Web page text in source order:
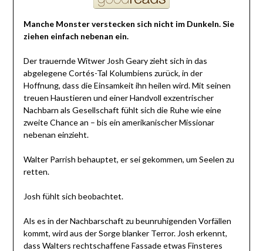
Manche Monster verstecken sich nicht im Dunkeln. Sie
ziehen einfach nebenan ein.
Der trauernde Witwer Josh Geary zieht sich in das
abgelegene Cortés-Tal Kolumbiens zurück, in der
Hoffnung, dass die Einsamkeit ihn heilen wird. Mit seinen
treuen Haustieren und einer Handvoll exzentrischer
Nachbarn als Gesellschaft fühlt sich die Ruhe wie eine
zweite Chance an – bis ein amerikanischer Missionar
nebenan einzieht.
Walter Parrish behauptet, er sei gekommen, um Seelen zu
retten.
Josh fühlt sich beobachtet.
Als es in der Nachbarschaft zu beunruhigenden Vorfällen
kommt, wird aus der Sorge blanker Terror. Josh erkennt,
dass Walters rechtschaffene Fassade etwas Finsteres